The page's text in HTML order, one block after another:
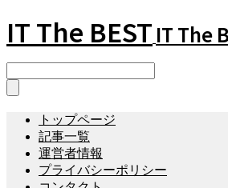
IT The BEST IT The
トップページ
記事一覧
運営者情報
プライバシーポリシー